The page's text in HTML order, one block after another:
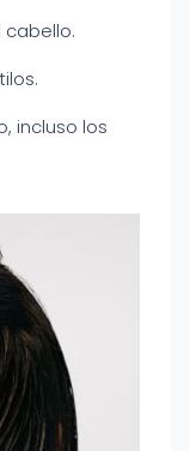
incluso los